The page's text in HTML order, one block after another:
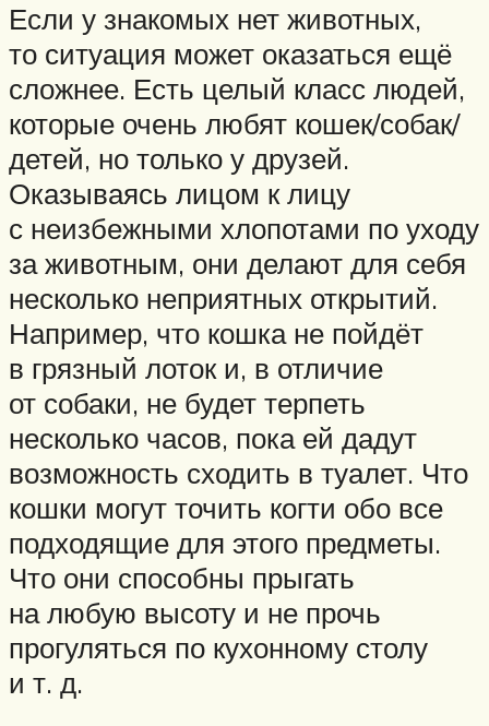
Если у знакомых нет животных,
то ситуация может оказаться ещё
сложнее. Есть целый класс людей,
которые очень любят кошек/собак/
детей, но только у друзей.
Оказываясь лицом к лицу
с неизбежными хлопотами по уходу
за животным, они делают для себя
несколько неприятных открытий.
Например, что кошка не пойдёт
в грязный лоток и, в отличие
от собаки, не будет терпеть
несколько часов, пока ей дадут
возможность сходить в туалет. Что
кошки могут точить когти обо все
подходящие для этого предметы.
Что они способны прыгать
на любую высоту и не прочь
прогуляться по кухонному столу
и т. д.